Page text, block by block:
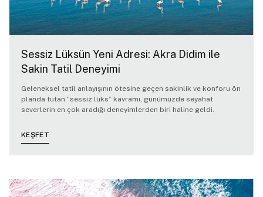
Sessiz Lüksün Yeni Adresi: Akra Didim ile
Sakin Tatil Deneyimi
Geleneksel tatil anlayışının ötesine geçen sakinlik ve konforu ön
planda tutan “sessiz lüks” kavramı, günümüzde seyahat
severlerin en çok aradığı deneyimlerden biri haline geldi.
KEŞFET